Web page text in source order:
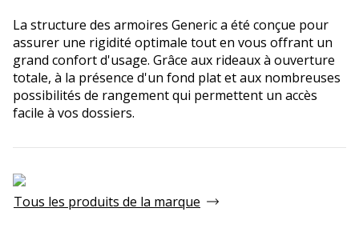
La structure des armoires Generic a été conçue pour
assurer une rigidité optimale tout en vous offrant un
grand confort d'usage. Grâce aux rideaux à ouverture
totale, à la présence d'un fond plat et aux nombreuses
possibilités de rangement qui permettent un accès
facile à vos dossiers.
Tous les produits de la marque